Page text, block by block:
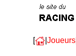
[ | Joueurs|